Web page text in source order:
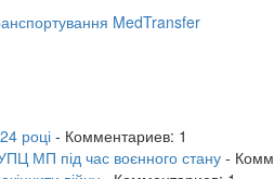
MedTransfer
році - Комментариев: 1
МП під час воєнного стану -